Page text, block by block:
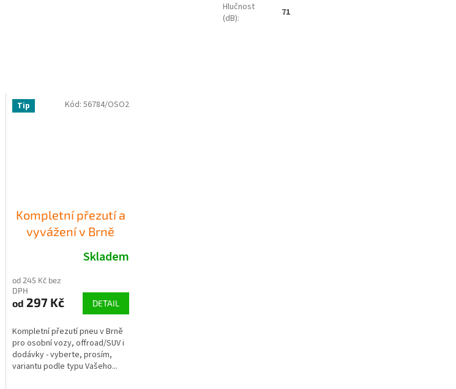
Tip
Kompletní přezutí a
vyvážení v Brně
Skladem
od 245 Kč bez
DPH
od 297 Kč DETAIL
Kompletní přezutí pneu v Brně
pro osobní vozy, offroad/SUV i
dodávky - vyberte, prosím,
variantu podle typu Vašeho...
Kód: 56784/OSO2
Hlučnost
(dB): 71